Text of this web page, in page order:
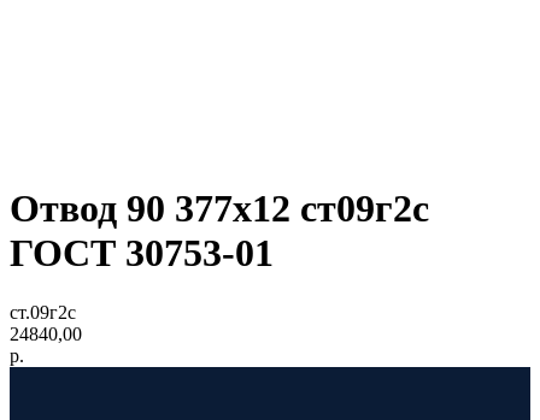
Отвод 90 377х12 ст09г2с
ГОСТ 30753-01
ст.09г2с
24840,00
р.